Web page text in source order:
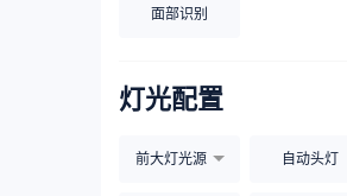
面部识别
灯光配置
前大灯光源 自动头灯